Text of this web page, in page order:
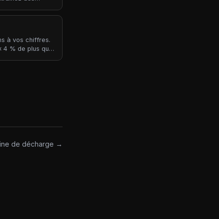
— et elles
pas réellement
à vos chiffres.
4 % de plus que
de décharge →